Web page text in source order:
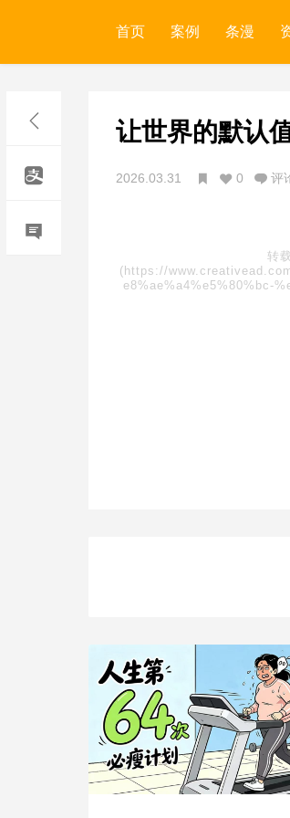
首页 案例 条漫
让世界的默认
2026.03.31 0 评
转
(https://
e8%ae%a4%e5%80%bc-